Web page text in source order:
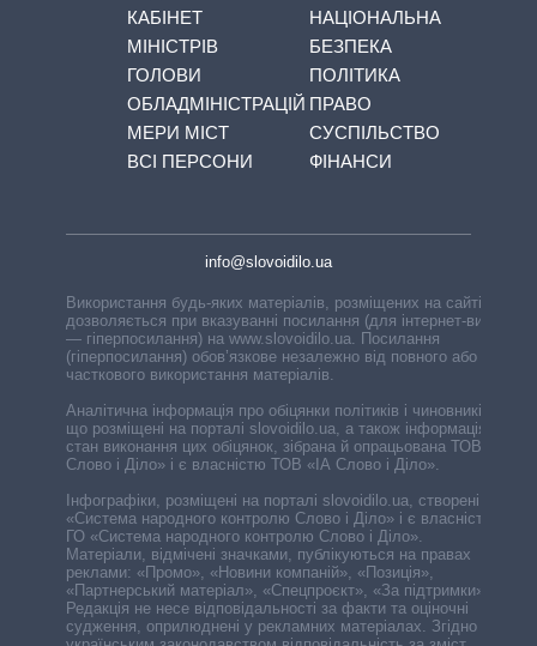
КАБІНЕТ
МІНІСТРІВ
ГОЛОВИ
ОБЛАДМІНІСТРАЦІЙ
МЕРИ МІСТ
ВСІ ПЕРСОНИ
НАЦІОНАЛЬНА
БЕЗПЕКА
ПОЛІТИКА
ПРАВО
СУСПІЛЬСТВО
ФІНАНСИ
info@slovoidilo.ua
Використання будь-яких матеріалів, розміщених на сайті,
дозволяється при вказуванні посилання (для інтернет-видань
— гіперпосилання) на www.slovoidilo.ua. Посилання
(гіперпосилання) обов’язкове незалежно від повного або
часткового використання матеріалів.
Аналітична інформація про обіцянки політиків і чиновників,
що розміщені на порталі slovoidilo.ua, а також інформація про
стан виконання цих обіцянок, зібрана й опрацьована ТОВ «ІА
Слово і Діло» і є власністю ТОВ «ІА Слово і Діло».
Інфографіки, розміщені на порталі slovoidilo.ua, створені ГО
«Система народного контролю Слово і Діло» і є власністю
ГО «Система народного контролю Слово і Діло».
Матеріали, відмічені значками, публікуються на правах
реклами: «Промо», «Новини компаній», «Позиція»,
«Партнерський матеріал», «Спецпроєкт», «За підтримки».
Редакція не несе відповідальності за факти та оціночні
судження, оприлюднені у рекламних матеріалах. Згідно з